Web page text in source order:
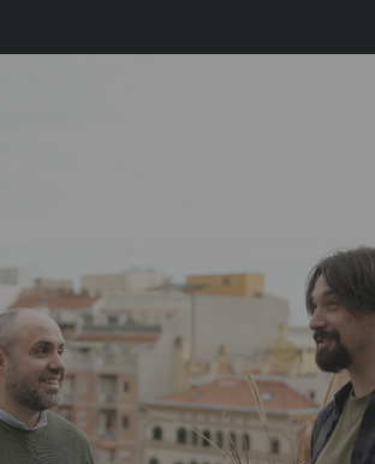
en contacto con nuestra oficina de
a
Get started